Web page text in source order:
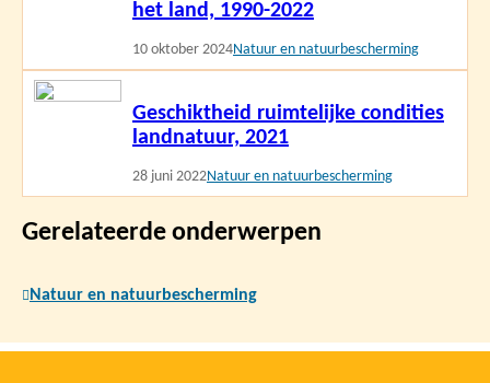
het land, 1990-2022
10 oktober 2024Natuur en natuurbescherming
Geschiktheid ruimtelijke condities
landnatuur, 2021
28 juni 2022Natuur en natuurbescherming
Lees
Gerelateerde onderwerpen
Natuur en natuurbescherming